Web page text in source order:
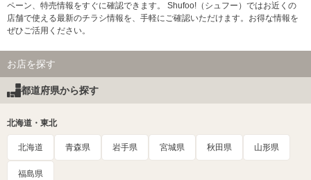
ペーン、特売情報をすぐに確認できます。 Shufoo!（シュフー）ではお近くの
店舗で使える最新のチラシ情報を、手軽にご確認いただけます。お得な情報を
ぜひご活用ください。
お店を探す
都道府県から探す
北海道・東北
北海道 青森県 岩手県 宮城県 秋田県 山形県
福島県